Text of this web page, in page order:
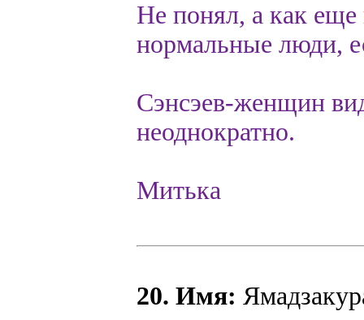
Не понял, а как
нормальные люди,
Сэнсэев-женщин
неоднократно.
Митька
20. Имя: